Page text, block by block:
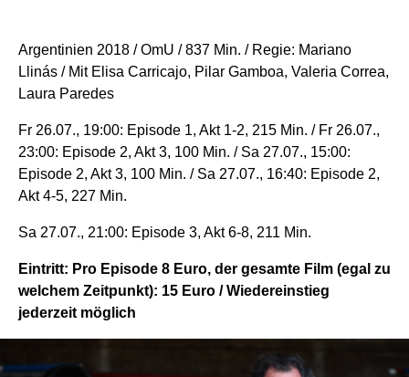
Argentinien 2018 / OmU / 837 Min. / Regie: Mariano
Llinás / Mit Elisa Carricajo, Pilar Gamboa, Valeria Correa,
Laura Paredes
Fr 26.07., 19:00: Episode 1, Akt 1-2, 215 Min. / Fr 26.07.,
23:00: Episode 2, Akt 3, 100 Min. / Sa 27.07., 15:00:
Episode 2, Akt 3, 100 Min. / Sa 27.07., 16:40: Episode 2,
Akt 4-5, 227 Min.
Sa 27.07., 21:00: Episode 3, Akt 6-8, 211 Min.
Eintritt: Pro Episode 8 Euro, der gesamte Film (egal zu
welchem Zeitpunkt): 15 Euro / Wiedereinstieg
jederzeit möglich